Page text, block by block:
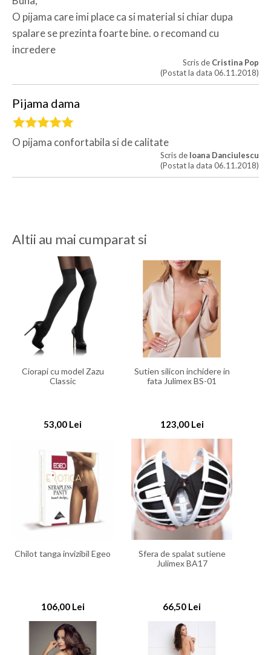
O pijama care imi place ca si material si chiar dupa
spalare se prezinta foarte bine. o recomand cu
incredere
Scris de Cristina Pop
(Postat la data 06.11.2018)
Pijama dama
O pijama confortabila si de calitate
Scris de Ioana Danciulescu
(Postat la data 06.11.2018)
Altii au mai cumparat si
Ciorapi cu model Zazu
Classic
53,00 Lei
Sutien silicon inchidere in
fata Julimex BS-01
123,00 Lei
Chilot tanga invizibil Egeo
106,00 Lei
Sfera de spalat sutiene
Julimex BA17
66,50 Lei